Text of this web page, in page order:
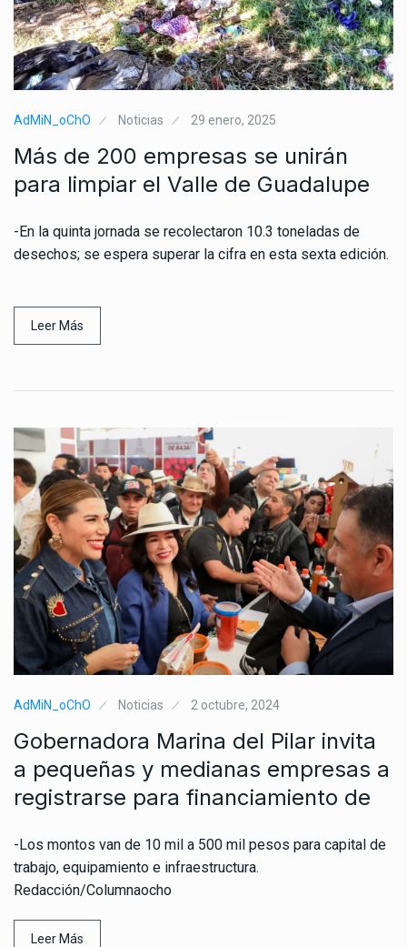
AdMiN_oChO Noticias 29 enero, 2025
Más de 200 empresas se unirán
para limpiar el Valle de Guadalupe
-En la quinta jornada se recolectaron 10.3 toneladas de
desechos; se espera superar la cifra en esta sexta edición.
Leer Más
AdMiN_oChO Noticias 2 octubre, 2024
Gobernadora Marina del Pilar invita
a pequeñas y medianas empresas a
registrarse para financiamiento de
-Los montos van de 10 mil a 500 mil pesos para capital de
trabajo, equipamiento e infraestructura.
Redacción/Columnaocho
Leer Más